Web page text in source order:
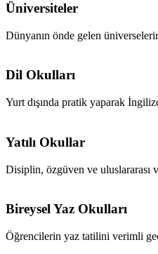
Üniversiteler
Dünyanın önde gelen
Dil Okulları
Yurt dışında pratik yaparak
Yatılı Okullar
Disiplin, özgüven ve uluslararası
Bireysel Yaz Okulları
Öğrencilerin yaz tatilini verimli